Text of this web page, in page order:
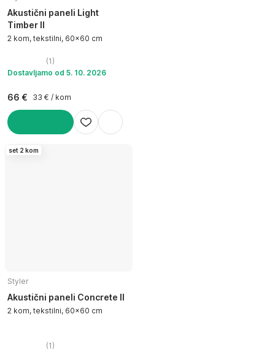
Akustični paneli Light
Timber II
2 kom, tekstilni, 60x60 cm
(1 )
Dostavljamo od 5. 10. 2026
66 € 33 € / kom
set 2 kom
Styler
Akustični paneli Concrete II
2 kom, tekstilni, 60x60 cm
(1 )